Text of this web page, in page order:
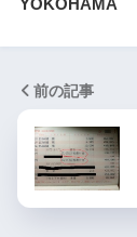
前の記事